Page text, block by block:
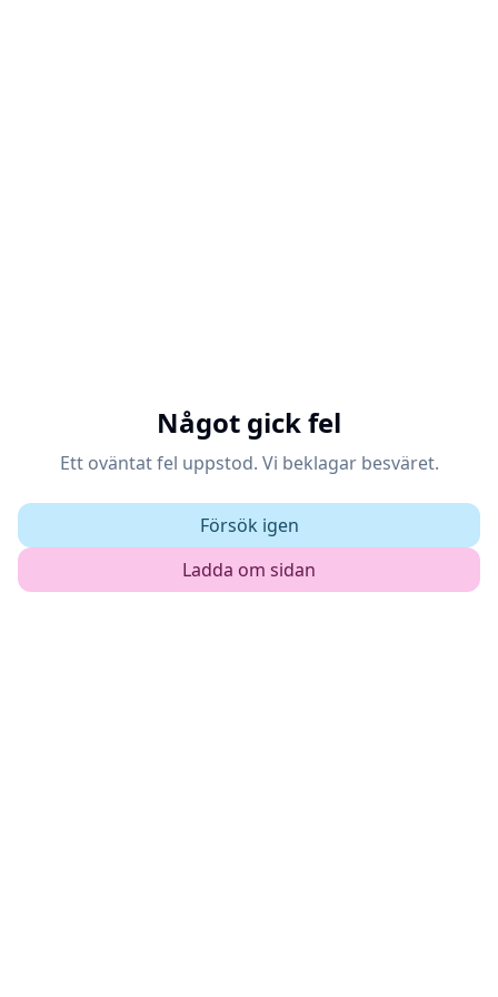
Något gick fel
Ett oväntat fel uppstod. Vi beklagar besväret.
Försök igen
Ladda om sidan